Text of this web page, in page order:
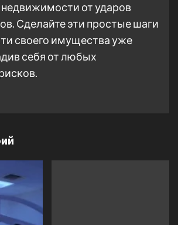
от ударов
Сделайте эти простые шаги
своего имущества уже
себя от любых